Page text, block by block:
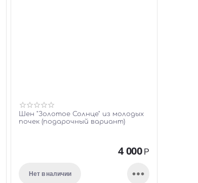
Шен "Золотое Солнце" из молодых
почек (подарочный вариант)
4 000 Р
Нет в наличии 